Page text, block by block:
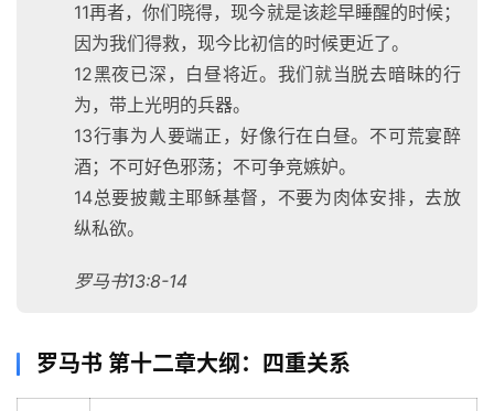
11再者，你们晓得，现今就是该趁早睡醒的时候；
因为我们得救，现今比初信的时候更近了。
12黑夜已深，白昼将近。我们就当脱去暗昧的行
为，带上光明的兵器。
13行事为人要端正，好像行在白昼。不可荒宴醉
酒；不可好色邪荡；不可争竞嫉妒。
14总要披戴主耶稣基督，不要为肉体安排，去放
纵私欲。
罗马书13:8-14
罗马书 第十二章大纲：四重关系